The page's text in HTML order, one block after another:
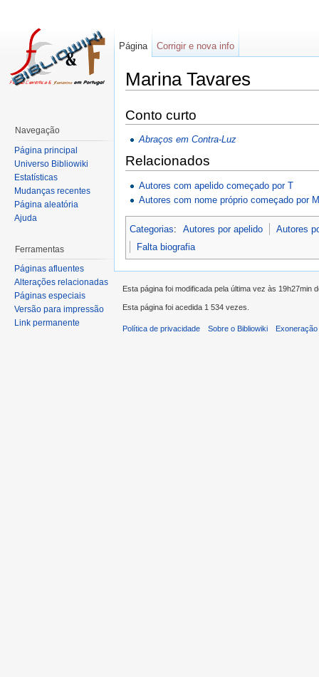
Marina Tavares
Conto curto
Abraços em Contra-Luz
Relacionados
Autores com apelido começado por T
Autores com nome próprio começado por
Categorias: Autores por apelido
Autores
Falta biografia
Página Corrigir e nova info
Navegação
Página principal
Universo Bibliowiki
Estatísticas
Mudanças recentes
Página aleatória
Ajuda
Ferramentas
Páginas afluentes
Alterações relacionadas
Páginas especiais
Versão para impressão
Link permanente
Esta página foi modificada pela última vez às 19h27min
Esta página foi acedida 1 534 vezes.
Política de privacidade Sobre o Bibliowiki